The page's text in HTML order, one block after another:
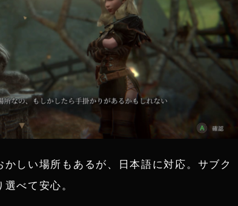
しい場所もあるが、日本語に対応。サブク
べて安心。